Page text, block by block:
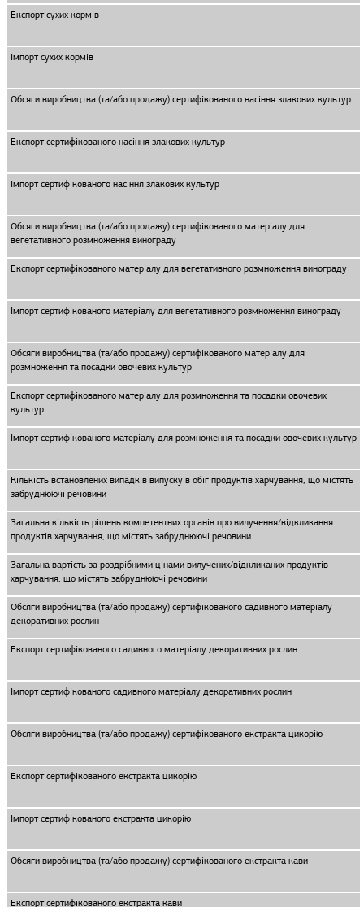
Експорт сухих кормів
Імпорт сухих кормів
Обсяги виробництва (та/або продажу) сертифікованого насіння злакових культур
Експорт сертифікованого насіння злакових культур
Імпорт сертифікованого насіння злакових культур
Обсяги виробництва (та/або продажу) сертифікованого матеріалу для
вегетативного розмноження винограду
Експорт сертифікованого матеріалу для вегетативного розмноження винограду
Імпорт сертифікованого матеріалу для вегетативного розмноження винограду
Обсяги виробництва (та/або продажу) сертифікованого матеріалу для
розмноження та посадки овочевих культур
Експорт сертифікованого матеріалу для розмноження та посадки овочевих
культур
Імпорт сертифікованого матеріалу для розмноження та посадки овочевих культур
Кількість встановлених випадків випуску в обіг продуктів харчування, що містять
забруднюючі речовини
Загальна кількість рішень компетентних органів про вилучення/відкликання
продуктів харчування, що містять забруднюючі речовини
Загальна вартість за роздрібними цінами вилучених/відкликаних продуктів
харчування, що містять забруднюючі речовини
Обсяги виробництва (та/або продажу) сертифікованого садивного матеріалу
декоративних рослин
Експорт сертифікованого садивного матеріалу декоративних рослин
Імпорт сертифікованого садивного матеріалу декоративних рослин
Обсяги виробництва (та/або продажу) сертифікованого екстракта цикорію
Експорт сертифікованого екстракта цикорію
Імпорт сертифікованого екстракта цикорію
Обсяги виробництва (та/або продажу) сертифікованого екстракта кави
Експорт сертифікованого екстракта кави